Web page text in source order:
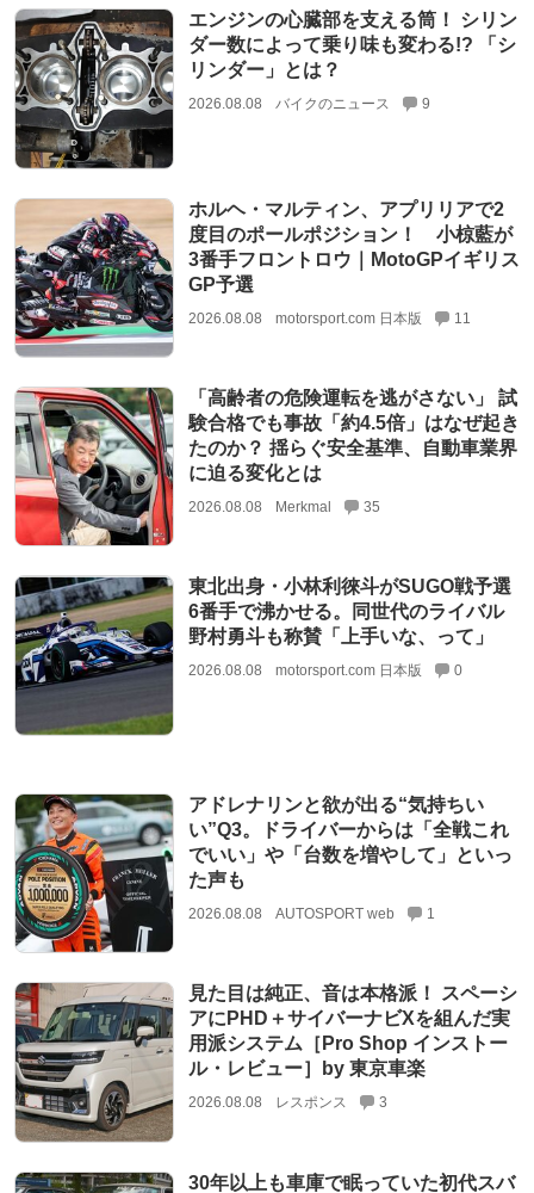
エンジンの心臓部を支える筒！ シリン
ダー数によって乗り味も変わる!? 「シ
リンダー」とは？
2026.08.08 バイクのニュース 9
ホルヘ・マルティン、アプリリアで2
度目のポールポジション！ 小椋藍が
3番手フロントロウ｜MotoGPイギリス
GP予選
2026.08.08 motorsport.com 日本版 11
「高齢者の危険運転を逃がさない」 試
験合格でも事故「約4.5倍」はなぜ起き
たのか？ 揺らぐ安全基準、自動車業界
に迫る変化とは
2026.08.08 Merkmal 35
東北出身・小林利徠斗がSUGO戦予選
6番手で沸かせる。同世代のライバル
野村勇斗も称賛「上手いな、って」
2026.08.08 motorsport.com 日本版 0
アドレナリンと欲が出る“気持ちい
い”Q3。ドライバーからは「全戦これ
でいい」や「台数を増やして」といっ
た声も
2026.08.08 AUTOSPORT web 1
見た目は純正、音は本格派！ スペーシ
アにPHD＋サイバーナビXを組んだ実
用派システム［Pro Shop インストー
ル・レビュー］by 東京車楽
2026.08.08 レスポンス 3
30年以上も車庫で眠っていた初代スバ